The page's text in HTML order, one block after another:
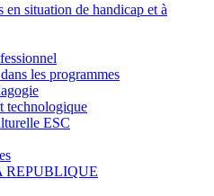
en situation de handicap et à
les programmes
technologique
ESC
REPUBLIQUE